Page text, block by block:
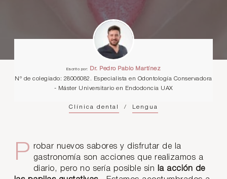
Escrito por:
Dr. Pedro Pablo Martínez
Nº de colegiado: 28006082. Especialista en Odontología Conservadora
- Máster Universitario en Endodoncia UAX
Clínica dental / Lengua
Probar nuevos sabores y disfrutar de la gastronomía son acciones que realizamos a
diario, pero no sería posible sin la acción de